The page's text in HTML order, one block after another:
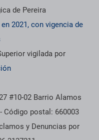
de Pereira
2021, con vigencia de
vigilada por
#10-02 Barrio Alamos
Código postal: 660003
y Denuncias por